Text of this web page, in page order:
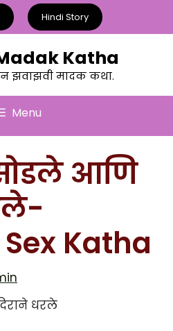
Hindi Story
Katha
झवाझवी मादक कथा.
Menu
आणि
Katha
धरले